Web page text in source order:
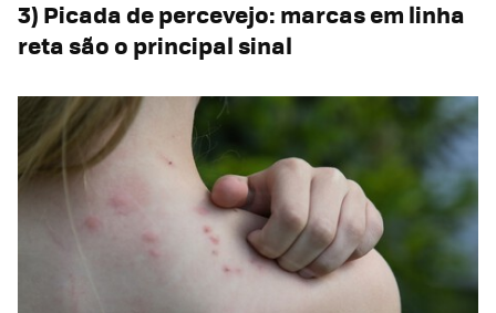
3) Picada de percevejo: marcas em linha
reta são o principal sinal